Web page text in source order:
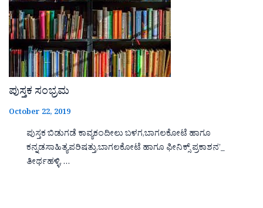
ಪುಸ್ತಕ ಸಂಭ್ರಮ
October 22, 2019
ಪುಸ್ತಕ ಬಿಡುಗಡೆ ಕಾವ್ಯಕಂದೀಲು ಬಳಗ,ಬಾಗಲಕೋಟೆ ಹಾಗೂ
ಕನ್ನಡಸಾಹಿತ್ಯಪರಿಷತ್ತು,ಬಾಗಲಕೋಟೆ ಹಾಗೂ ಫೀನಿಕ್ಸ್ ಪ್ರಕಾಶನ’_
ತೀರ್ಥಹಳ್ಳಿ, …